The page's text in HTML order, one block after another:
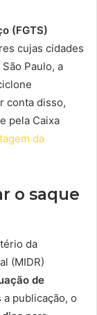
(FGTS)
cujas cidades
Paulo, a
conta disso,
pela Caixa
da
o saque
da
(MIDR)
de
publicação, o